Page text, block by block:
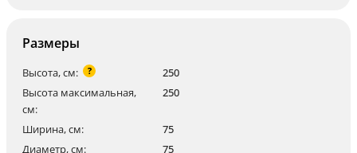
Размеры
Высота, см: ?
250
Высота максимальная,
см:
250
Ширина, см:
75
Диаметр, см:
75